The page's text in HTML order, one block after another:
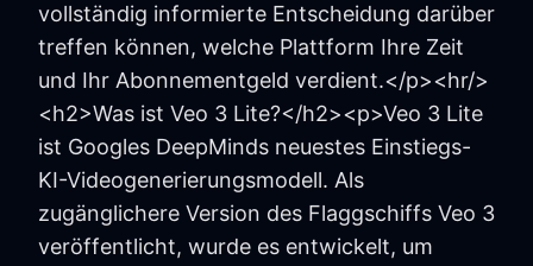
vollständig informierte Entscheidung darüber
treffen können, welche Plattform Ihre Zeit
und Ihr Abonnementgeld verdient.</p><hr/>
<h2>Was ist Veo 3 Lite?</h2><p>Veo 3 Lite
ist Googles DeepMinds neuestes Einstiegs-
KI-Videogenerierungsmodell. Als
zugänglichere Version des Flaggschiffs Veo 3
veröffentlicht, wurde es entwickelt, um